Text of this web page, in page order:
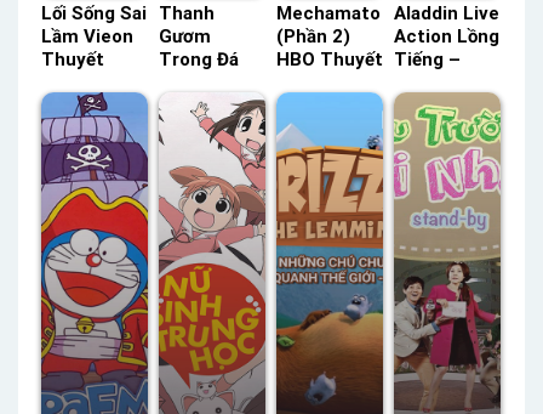
Lối Sống Sai
Lầm Vieon
Thuyết
Status: 60 /
60 Thuyết
Minh
Thanh
Gươm
Trong Đá
Tiếng –
Status: HD
Lồng Tiếng
Mechamato
(Phần 2)
HBO Thuyết
Status: 13 /
13 Thuyết
Minh
Aladdin Live
Action Lồng
Tiếng –
Lồng Tiếng